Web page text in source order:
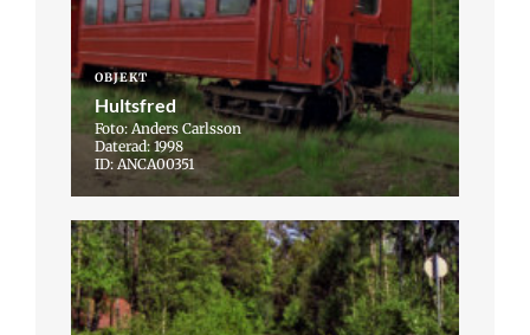
OBJEKT
Hultsfred
Foto: Anders Carlsson
Daterad: 1998
ID: ANCA00351